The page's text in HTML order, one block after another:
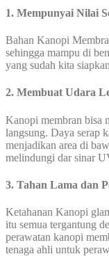
1. Mempunyai Nilai
Bahan Kanopi
sehingga mampu di
yang sudah kita
2. Membuat Udara
Kanopi membran bisa
langsung. Daya serap
menjadikan area di
melindungi dar sinar
3. Tahan Lama dan
Ketahanan Kanopi
itu semua tergantung
perawatan kanopi
tenaga ahli untuk